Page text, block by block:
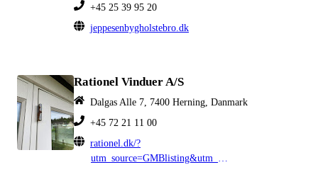
+45 25 39 95 20
jeppesenbygholstebro.dk
Rationel Vinduer A/S
Dalgas Alle 7, 7400 Herning, Danmark
+45 72 21 11 00
rationel.dk/?
utm_source=GMBlisting&utm_medium=organic